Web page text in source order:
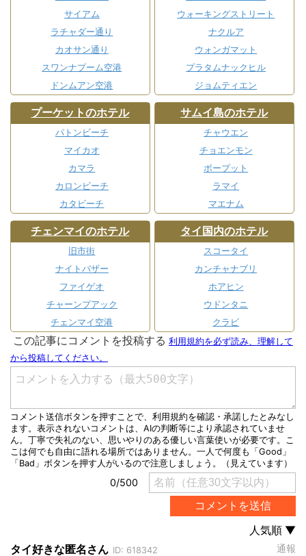
サイアム
ラチャダー通り
カオサン通り
スワンナプーム空港
ドンムアン空港
ウォーキングストリート
ナクルア
ウォンガマット
プラタムナックヒル
ジョムティエン
プーケットのホテル
パトンビーチ
マイカオ
カマラ
カロンビーチ
カタビーチ
サムイ島のホテル
チャウエン
チョエンモン
ボープット
ラマイ
マエナム
チェンマイのホテル
旧市街
ナイトバザー
ファイゲオ
チャーンプアック
チェンマイ空港
タイ国内のホテル
スコータイ
カンチャナブリ
ホアヒン
ウドンタニ
クラビ